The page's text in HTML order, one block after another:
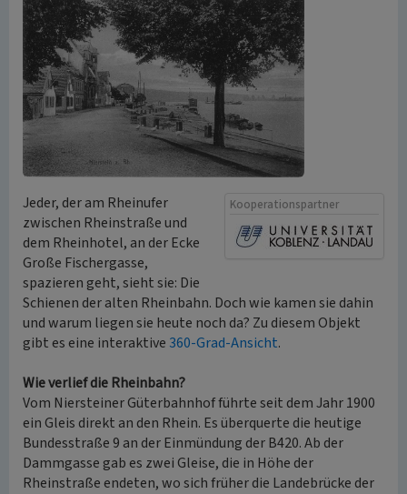
Kooperationspartner
Jeder, der am Rheinufer
zwischen Rheinstraße und
dem Rheinhotel, an der Ecke
Große Fischergasse,
spazieren geht, sieht sie: Die
Schienen der alten Rheinbahn. Doch wie kamen sie dahin
und warum liegen sie heute noch da? Zu diesem Objekt
gibt es eine interaktive 360-Grad-Ansicht.
Wie verlief die Rheinbahn?
Vom Niersteiner Güterbahnhof führte seit dem Jahr 1900
ein Gleis direkt an den Rhein. Es überquerte die heutige
Bundesstraße 9 an der Einmündung der B420. Ab der
Dammgasse gab es zwei Gleise, die in Höhe der
Rheinstraße endeten, wo sich früher die Landebrücke der